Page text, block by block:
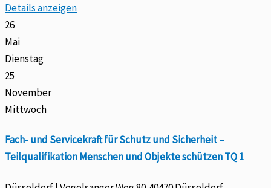
Details anzeigen
26
Mai
Dienstag
25
November
Mittwoch
Fach- und Servicekraft für Schutz und Sicherheit –
Teilqualifikation Menschen und Objekte schützen TQ 1